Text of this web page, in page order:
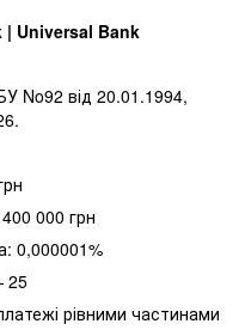
| Universal Bank
No92 від 20.01.1994,
000 грн
0,000001%
25
рівними частинами